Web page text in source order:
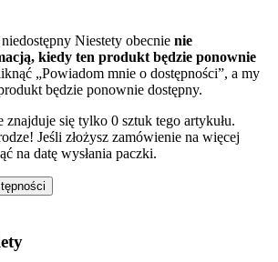
Niestety obecnie nie
kiedy ten produkt będzie ponownie
„Powiadom mnie o dostępności”, a my
będzie ponownie dostępny.
znajduje się tylko 0 sztuk tego artykułu.
Jeśli złożysz zamówienie na więcej
na datę wysłania paczki.